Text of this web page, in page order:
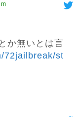
か無いとは言
72jailbreak/st